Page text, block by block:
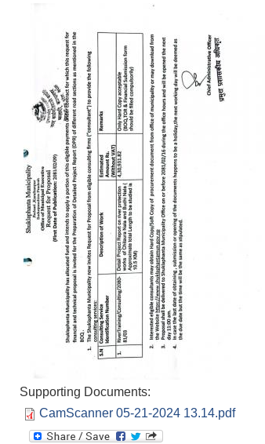
Supporting Documents:
CamScanner 05-21-2024 13.14.pdf